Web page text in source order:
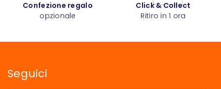
Confezione regalo
opzionale
Click & Collect
Ritiro in 1 ora
Seguici